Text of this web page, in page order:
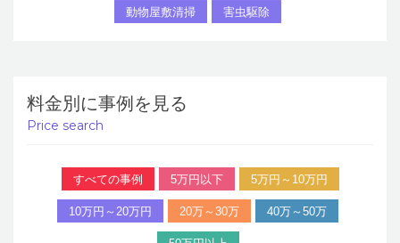
動物屋敷清掃 害虫駆除
料金別に事例を見る
Price search
すべての事例 5万円以下 5万円～10万円
10万円～20万円 20万～30万 40万～50万